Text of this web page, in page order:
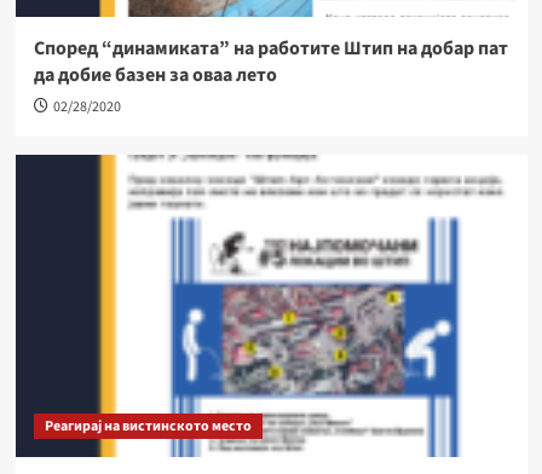
Според “динамиката” на работите Штип на добар пат
да добие базен за оваа лето
02/28/2020
Реагирај на вистинското место